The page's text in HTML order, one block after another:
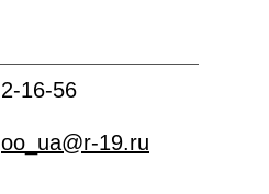
2-16-56
oo_ua@r-19.ru